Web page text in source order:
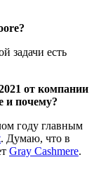
задачи есть
от компании
и почему?
году главным
. Думаю, что в
Gray Cashmere.